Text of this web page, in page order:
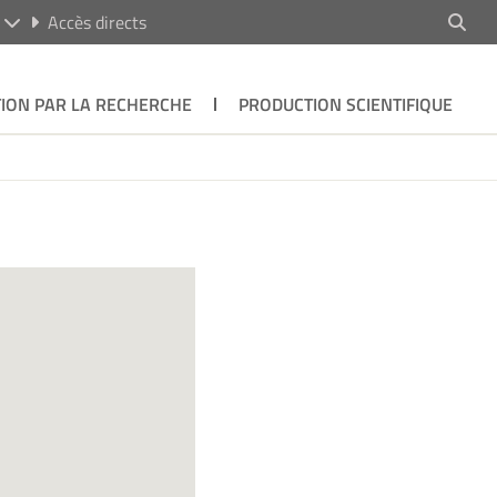
Accès directs
PAR LA RECHERCHE
PRODUCTION SCIENTIFIQUE